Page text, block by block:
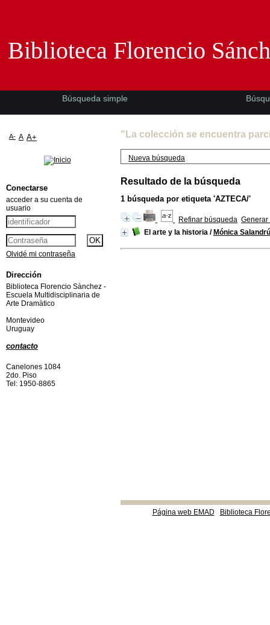
"La colección se encuentra
Nueva búsqueda
Resultado de la búsqueda
1 búsqueda por etiqueta 'AZTECA/'
Refinar búsqueda Generar
El arte y la historia / Mónica Salandrú
Página web EMAD Biblioteca
Biblioteca Florencio
Búsqueda simple
A- A A+
Conectarse
acceder a su cuenta de
usuario
Olvidé mi contraseña
Dirección
Biblioteca Florencio Sànchez -
Escuela Multidisciplinaria de
Arte Dramàtico
Montevideo
Uruguay
contacto
Canelones 1084
2do. Piso
Tel: 1950-8865